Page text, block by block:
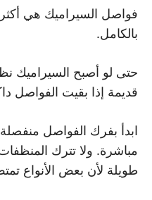
فواصل السيراميك هي
بالكامل.
حتى لو أصبح السيراميك
قديمة إذا بقيت الفواصل
ابدأ بفرك الفواصل
مباشرة. ولا تترك
طويلة لأن بعض الأنواع